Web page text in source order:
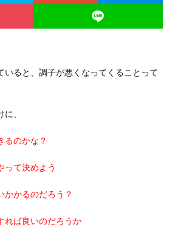
いると、調子が悪くなってくることって
、
るのかな？
って決めよう
かかるのだろう？
れば良いのだろうか